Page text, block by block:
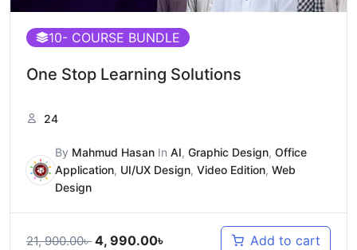
10- COURSE BUNDLE
One Stop Learning Solutions
24
By Mahmud Hasan In AI, Graphic Design, Office
Application, UI/UX Design, Video Edition, Web
Design
21, 900.00৳ 4, 990.00৳ Add to cart